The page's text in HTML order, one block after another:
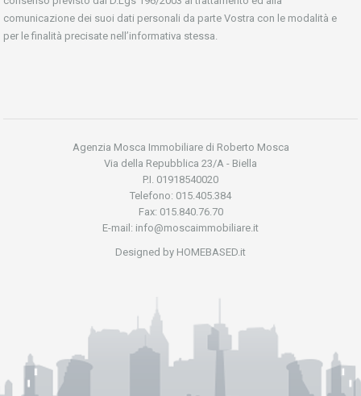
comunicazione dei suoi dati personali da parte Vostra con le modalità e
per le finalità precisate nell’informativa stessa.
Agenzia Mosca Immobiliare di Roberto Mosca
Via della Repubblica 23/A - Biella
P.I. 01918540020
Telefono: 015.405.384
Fax: 015.840.76.70
E-mail: info@moscaimmobiliare.it
Designed by HOMEBASED.it